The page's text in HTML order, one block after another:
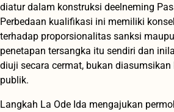
diatur dalam konstruksi deelneming
Perbedaan kualifikasi ini memiliki
terhadap proporsionalitas sanksi
penetapan tersangka itu sendiri dan
diuji secara cermat, bukan
publik.
Langkah La Ode Ida mengajukan